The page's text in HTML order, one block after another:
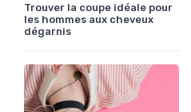
Trouver la coupe idéale pour
les hommes aux cheveux
dégarnis